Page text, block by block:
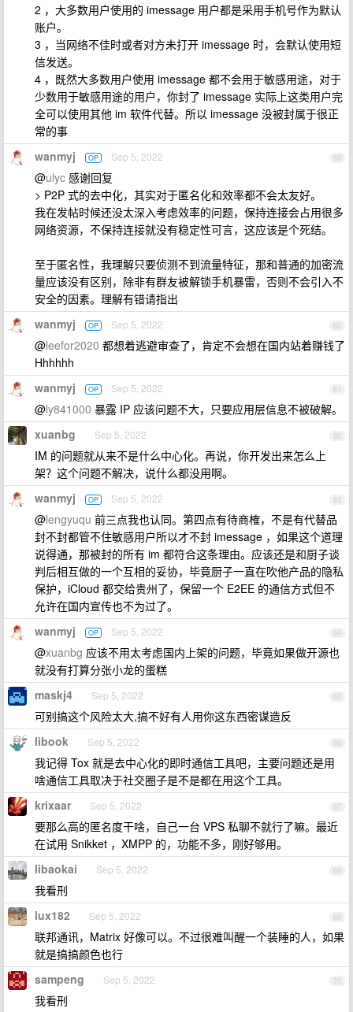
2 ，大多数用户使用的 imessage 用户都是采用手机号作为默认
账户。
3 ，当网络不佳时或者对方未打开 imessage 时，会默认使用短
信发送。
4 ，既然大多数用户使用 imessage 都不会用于敏感用途，对于
少数用于敏感用途的用户，你封了 imessage 实际上这类用户完
全可以使用其他 im 软件代替。所以 imessage 没被封属于很正
常的事
59
wanmyj OP Sep 5, 2022
@ulyc 感谢回复
> P2P 式的去中化，其实对于匿名化和效率都不会太友好。
我在发帖时候还没太深入考虑效率的问题，保持连接会占用很多
网络资源，不保持连接就没有稳定性可言，这应该是个死结。
至于匿名性，我理解只要侦测不到流量特征，那和普通的加密流
量应该没有区别，除非有群友被解锁手机暴雷，否则不会引入不
安全的因素。理解有错请指出
60
wanmyj OP Sep 5, 2022
@leefor2020 都想着逃避审查了，肯定不会想在国内站着赚钱了
Hhhhhh
61
wanmyj OP Sep 5, 2022
@ly841000 暴露 IP 应该问题不大，只要应用层信息不被破解。
62
xuanbg Sep 5, 2022
IM 的问题就从来不是什么中心化。再说，你开发出来怎么上
架？这个问题不解决，说什么都没用啊。
63
wanmyj OP Sep 5, 2022
@lengyuqu 前三点我也认同。第四点有待商榷，不是有代替品
封不封都管不住敏感用户所以才不封 imessage ，如果这个道理
说得通，那被封的所有 im 都符合这条理由。应该还是和厨子谈
判后相互做的一个互相的妥协，毕竟厨子一直在吹他产品的隐私
保护，iCloud 都交给贵州了，保留一个 E2EE 的通信方式但不
允许在国内宣传也不为过了。
64
wanmyj OP Sep 5, 2022
@xuanbg 应该不用太考虑国内上架的问题，毕竟如果做开源也
就没有打算分张小龙的蛋糕
65
maskj4 Sep 5, 2022
可别搞这个风险太大,搞不好有人用你这东西密谋造反
66
libook Sep 5, 2022
我记得 Tox 就是去中心化的即时通信工具吧，主要问题还是用
啥通信工具取决于社交圈子是不是都在用这个工具。
67
krixaar Sep 5, 2022
要那么高的匿名度干啥，自己一台 VPS 私聊不就行了嘛。最近
在试用 Snikket ，XMPP 的，功能不多，刚好够用。
68
libaokai Sep 5, 2022
我看刑
69
lux182 Sep 5, 2022
联邦通讯，Matrix 好像可以。不过很难叫醒一个装睡的人，如果
就是搞搞颜色也行
70
sampeng Sep 5, 2022
我看刑